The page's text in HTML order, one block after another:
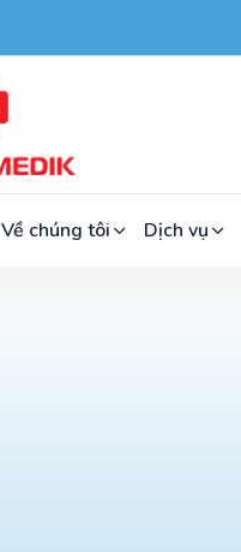
Về chúng tôi Dịch vụ